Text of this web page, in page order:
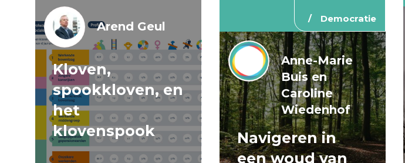
Arend Geul
Kloven,
spookkloven, en
het
klovenspook
Democratie
Anne-Marie
Buis en
Caroline
Wiedenhof
Navigeren in
een woud van